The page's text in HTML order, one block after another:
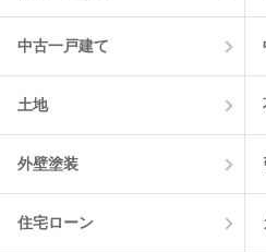
中古一戸建て
土地
外壁塗装
住宅ローン